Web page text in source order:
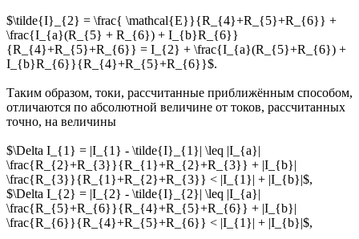
$\tilde{I}_{2} = \frac{ \mathcal{E}}{R_{4}+R_{5}+R_{6}} +
\frac{I_{a}(R_{5} + R_{6}) + I_{b}R_{6}}
{R_{4}+R_{5}+R_{6}} = I_{2} + \frac{I_{a}(R_{5}+R_{6}) +
I_{b}R_{6}}{R_{4}+R_{5}+R_{6}}$.
Таким образом, токи, рассчитанные приближённым способом,
отличаются по абсолютной величине от токов, рассчитанных
точно, на величины
$\Delta I_{1} = |I_{1} - \tilde{I}_{1}| \leq |I_{a}|
\frac{R_{2}+R_{3}}{R_{1}+R_{2}+R_{3}} + |I_{b}|
\frac{R_{3}}{R_{1}+R_{2}+R_{3}} < |I_{1}| + |I_{b}|$,
$\Delta I_{2} = |I_{2} - \tilde{I}_{2}| \leq |I_{a}|
\frac{R_{5}+R_{6}}{R_{4}+R_{5}+R_{6}} + |I_{b}|
\frac{R_{6}}{R_{4}+R_{5}+R_{6}} < |I_{1}| + |I_{b}|$,